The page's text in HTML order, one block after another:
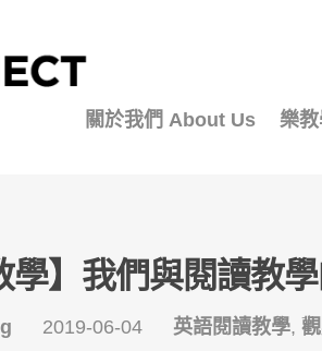
關於我們 About Us 樂
學】我們與閱讀教
2019-06-04 英語閱讀教學,